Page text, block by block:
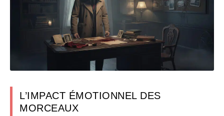
L’IMPACT ÉMOTIONNEL DES
MORCEAUX